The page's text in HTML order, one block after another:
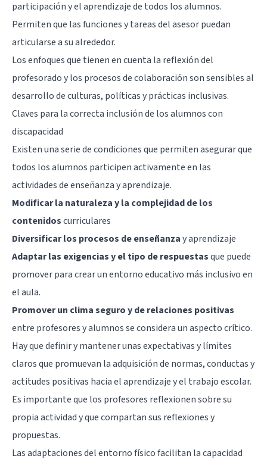
participación y el aprendizaje de todos los alumnos.
Permiten que las funciones y tareas del asesor puedan
articularse a su alrededor.
Los enfoques que tienen en cuenta la reflexión del
profesorado y los procesos de colaboración son sensibles al
desarrollo de culturas, políticas y prácticas inclusivas.
Claves para la correcta inclusión de los alumnos con
discapacidad
Existen una serie de condiciones que permiten asegurar que
todos los alumnos participen activamente en las
actividades de enseñanza y aprendizaje.
Modificar la naturaleza y la complejidad de los
contenidoscurriculares
Diversificar los procesos de enseñanzay aprendizaje
Adaptar las exigencias y el tipo de respuestasque puede
promover para crear un entorno educativo más inclusivo en
el aula.
Promover un clima seguro y de relaciones positivas
entre profesores y alumnos se considera un aspecto crítico.
Hay que definir y mantener unas expectativas y límites
claros que promuevan la adquisición de normas, conductas y
actitudes positivas hacia el aprendizaje y el trabajo escolar.
Es importante que los profesores reflexionen sobre su
propia actividad y que compartan sus reflexiones y
propuestas.
Las adaptaciones del entorno físico facilitan la capacidad